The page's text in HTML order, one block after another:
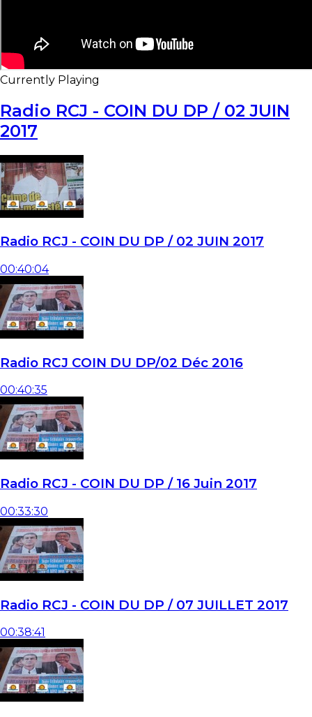
Currently Playing
Radio RCJ - COIN DU DP / 02 JUIN
2017
Radio RCJ - COIN DU DP / 02 JUIN 2017
00:40:04
Radio RCJ COIN DU DP/02 Déc 2016
00:40:35
Radio RCJ - COIN DU DP / 16 Juin 2017
00:33:30
Radio RCJ - COIN DU DP / 07 JUILLET 2017
00:38:41